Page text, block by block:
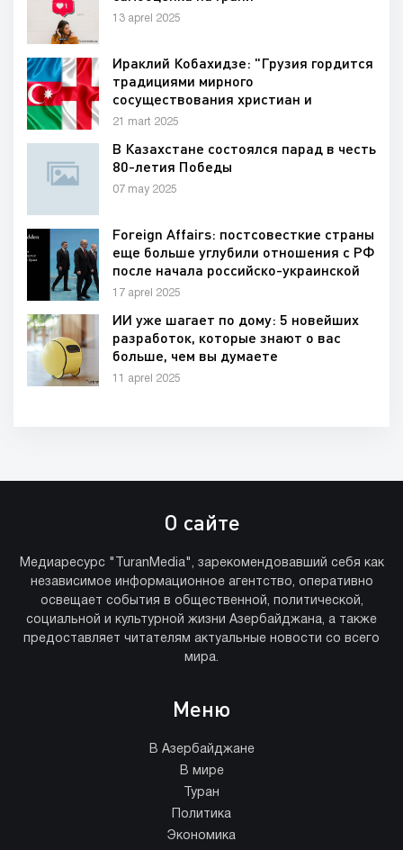
13 aprel 2025
Ираклий Кобахидзе: "Грузия гордится
традициями мирного
сосуществования христиан и
мусульман, грузин и азербайджанцев"
21 mart 2025
B Казахстане состоялся парад в честь
80-летия Победы
07 may 2025
Foreign Affairs: постсовесткие страны
еще больше углубили отношения с РФ
после начала российско-украинской
войны
17 aprel 2025
ИИ уже шагает по дому: 5 новейших
разработок, которые знают о вас
больше, чем вы думаете
11 aprel 2025
О сайте
Медиаресурс "TuranMedia", зарекомендовавший себя как
независимое информационное агентство, оперативно
освещает события в общественной, политической,
социальной и культурной жизни Азербайджана, а также
предоставляет читателям актуальные новости со всего
мира.
Меню
В Азербайджане
В мире
Туран
Политика
Экономика